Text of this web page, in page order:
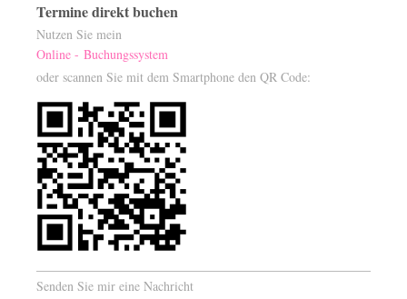
Termine direkt buchen
Nutzen Sie mein
Online - Buchungssystem
oder scannen Sie mit dem Smartphone den QR Code:
Senden Sie mir eine Nachricht